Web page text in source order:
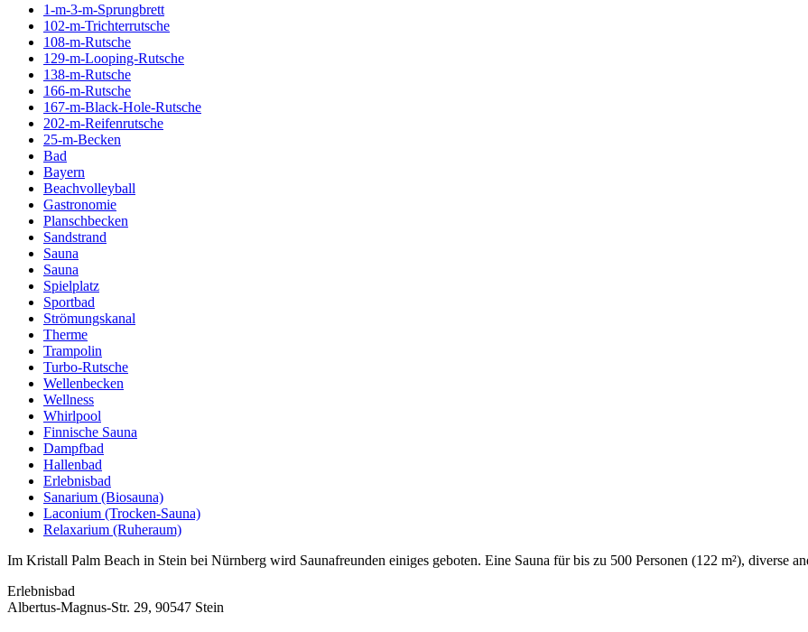
1-m-3-m-Sprungbrett
102-m-Trichterrutsche
108-m-Rutsche
129-m-Looping-Rutsche
138-m-Rutsche
166-m-Rutsche
167-m-Black-Hole-Rutsche
202-m-Reifenrutsche
25-m-Becken
Bad
Bayern
Beachvolleyball
Gastronomie
Planschbecken
Sandstrand
Sauna
Sauna
Spielplatz
Sportbad
Strömungskanal
Therme
Trampolin
Turbo-Rutsche
Wellenbecken
Wellness
Whirlpool
Finnische Sauna
Dampfbad
Hallenbad
Erlebnisbad
Sanarium (Biosauna)
Laconium (Trocken-Sauna)
Relaxarium (Ruheraum)
Im Kristall Palm Beach in Stein bei Nürnberg wird Saunafreunden einiges geboten. Eine Sauna für bis zu 500 Personen (122 m²), diverse
Erlebnisbad
Albertus-Magnus-Str. 29, 90547 Stein